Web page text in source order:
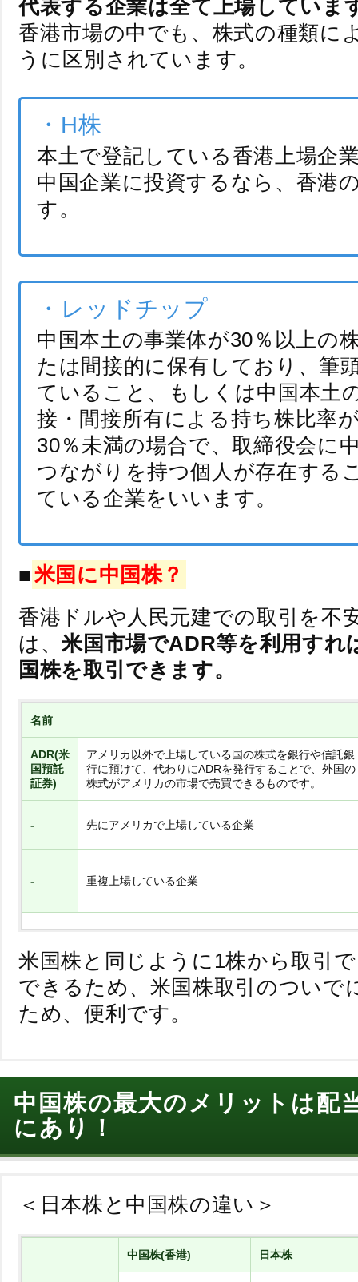
代表する企業は全て上場していま
香港市場の中でも、株式の種類に
うに区別されています。
・H株
本土で登記している香港上場企
中国企業に投資するなら、香港
す。
・レッドチップ
中国本土の事業体が30％以上の
たは間接的に保有しており、筆
ていること、もしくは中国本土
接・間接所有による持ち株比率
30％未満の場合で、取締役会に
つながりを持つ個人が存在する
ている企業をいいます。
■米国に中国株？
香港ドルや人民元建での取引を不
は、米国市場でADR等を利用すれ
国株を取引できます。
名前
ADR(米
国預託
証券)
アメリカ以外で上場している国の株式を銀行や信託銀
行に預けて、代わりにADRを発行することで、外国の
株式がアメリカの市場で売買できるものです。
- 先にアメリカで上場している企業
- 重複上場している企業
米国株と同じように1株から取引
できるため、米国株取引のついで
ため、便利です。
中国株の最大のメリットは配
にあり！
＜日本株と中国株の違い＞
中国株(香港) 日本株